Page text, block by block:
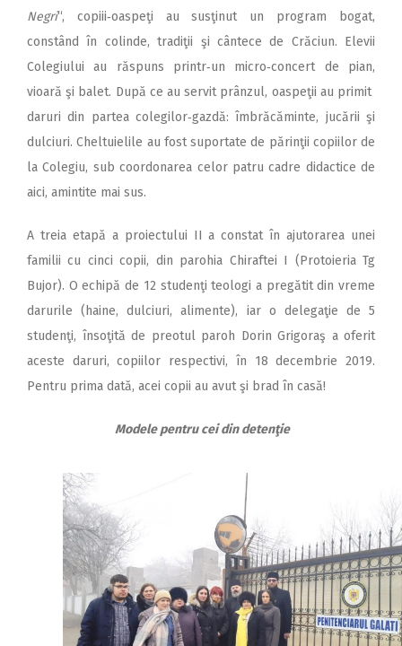
Negri“, copiii‑oaspeţi au susţinut un program bogat,
constând în colinde, tradiţii şi cântece de Crăciun. Elevii
Colegiului au răspuns printr‑un micro‑concert de pian,
vioară şi balet. După ce au servit prânzul, oaspeţii au primit
daruri din partea colegilor‑gazdă: îmbrăcăminte, jucării şi
dulciuri. Cheltuielile au fost suportate de părinţii copiilor de
la Colegiu, sub coordonarea celor patru cadre didactice de
aici, amintite mai sus.
A treia etapă a proiectului II a constat în ajutorarea unei
familii cu cinci copii, din parohia Chiraftei I (Protoieria Tg
Bujor). O echipă de 12 studenţi teologi a pregătit din vreme
darurile (haine, dulciuri, alimente), iar o delegaţie de 5
studenţi, însoţită de preotul paroh Dorin Grigoraş a oferit
aceste daruri, copiilor respectivi, în 18 decembrie 2019.
Pentru prima dată, acei copii au avut şi brad în casă!
Modele pentru cei din detenţie